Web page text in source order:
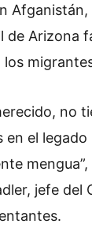
Afganistán,
de Arizona
no
en el
jefe del